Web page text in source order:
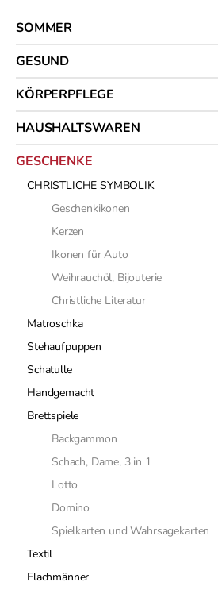
SOMMER
GESUND
KÖRPERPFLEGE
HAUSHALTSWAREN
GESCHENKE
CHRISTLICHE SYMBOLIK
Geschenkikonen
Kerzen
Ikonen für Auto
Weihrauchöl, Bijouterie
Christliche Literatur
Matroschka
Stehaufpuppen
Schatulle
Handgemacht
Brettspiele
Backgammon
Schach, Dame, 3 in 1
Lotto
Domino
Spielkarten und Wahrsagekarten
Textil
Flachmänner